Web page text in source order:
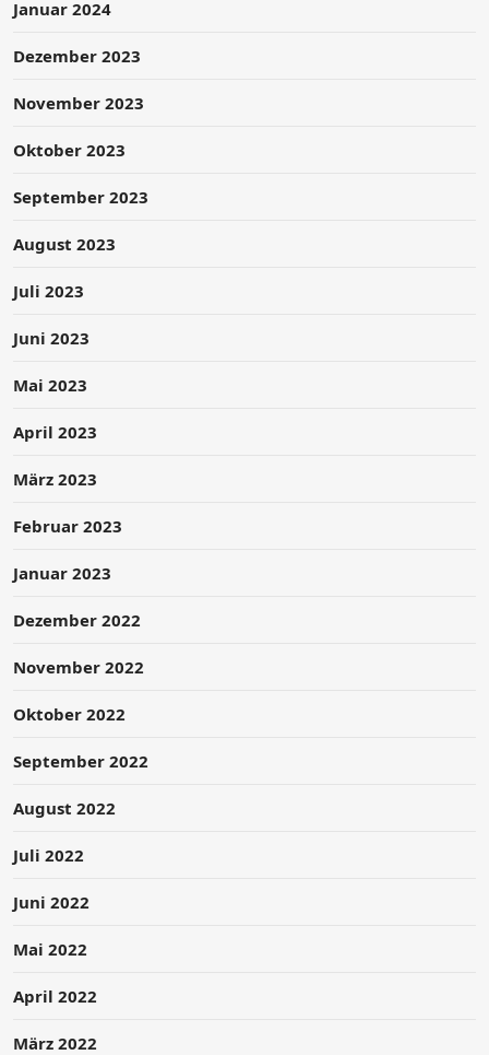
Januar 2024
Dezember 2023
November 2023
Oktober 2023
September 2023
August 2023
Juli 2023
Juni 2023
Mai 2023
April 2023
März 2023
Februar 2023
Januar 2023
Dezember 2022
November 2022
Oktober 2022
September 2022
August 2022
Juli 2022
Juni 2022
Mai 2022
April 2022
März 2022